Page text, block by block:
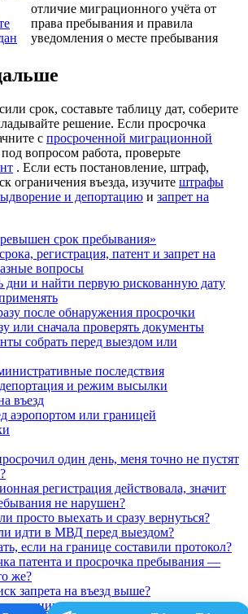
отличие миграционного учёта от
права пребывания и правила
уведомления о месте пребывания
срок, составьте таблицу дат, соберите
решение. Если просрочка
с просроченной миграционной
вопросом работа, проверьте
. Если есть постановление, штраф,
ограничения въезда, изучите штрафы
и депортацию и запрет на
срок пребывания»
регистрация, патент и запрет на
вопросы
дни и найти первую рискованную дату
после обнаружения просрочки
или сначала проверять документы
собрать перед выездом или
последствия
и режим высылки
въезд
аэропортом или границей
один день, меня точно не пустят
регистрация действовала, значит
не нарушен?
просто выехать и сразу вернуться?
идти в МВД перед выездом?
если на границе составили протокол?
патента и просрочка пребывания —
же?
запрета на въезд выше?